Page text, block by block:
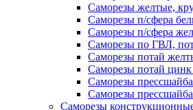
Саморезы желтые,
Саморезы п/сфера
Саморезы п/сфера
Саморезы по ГВЛ,
Саморезы потай
Саморезы потай цинк
Саморезы
Саморезы
Саморезы